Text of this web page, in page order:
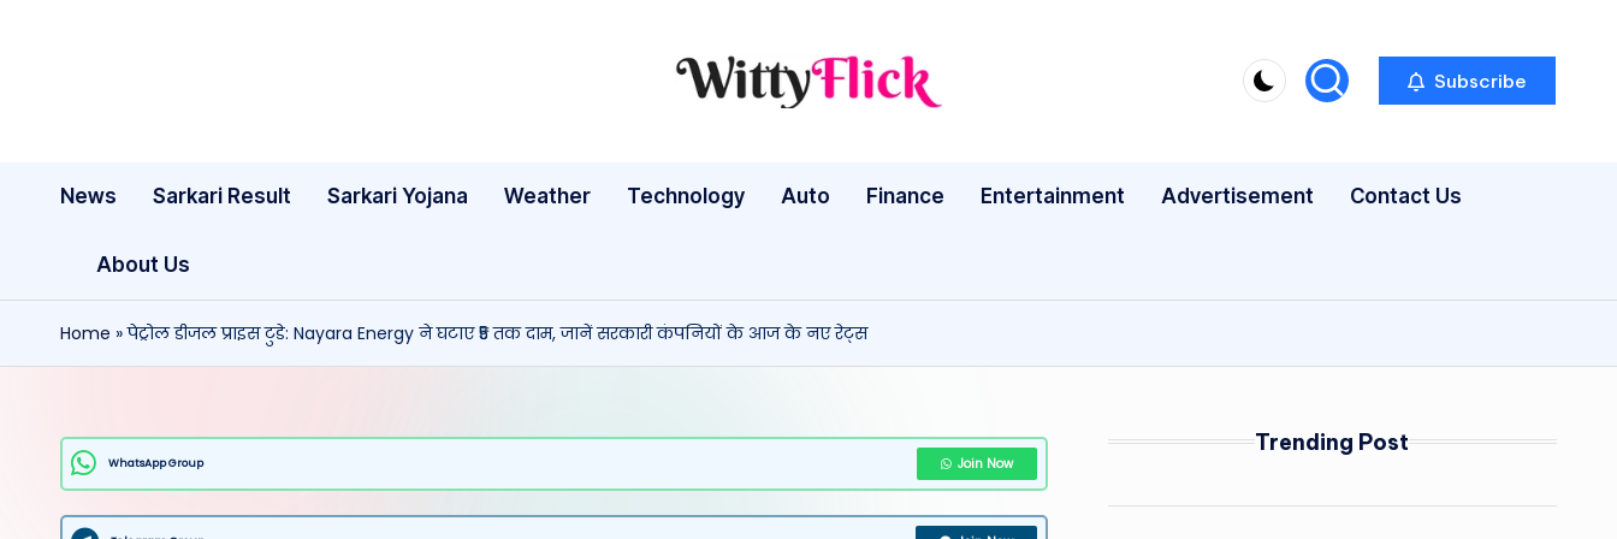
W
ty
ic
k:
te
WittyFlick:
Tech
Around
Subscribe
News Sarkari Result Sarkari Yojana Weather Technology Auto Finance Entertainment Advertisement Contact Us
About Us
Home »पेट्रोल डीजल प्राइस टुडे: Nayara Energy ने घटाए ₹5 तक दाम, जानें सरकारी कंपनियों के आज के नए रेट्स
WhatsApp Group Join Now
Trending Post